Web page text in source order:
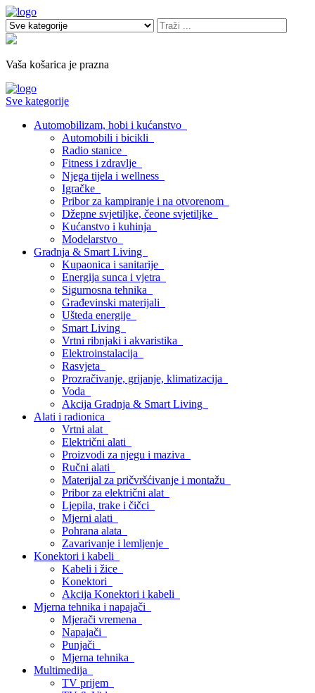
Vaša košarica je prazna
Sve kategorije
Automobilizam, hobi i kućanstvo
Automobili i bicikli
Radio stanice
Fitness i zdravlje
Njega tijela i wellness
Igračke
Pribor za kampiranje i na otvorenom
Džepne svjetiljke, čeone svjetiljke
Kućanstvo i kuhinja
Modelarstvo
Gradnja & Smart Living
Kupaonica i sanitarije
Energija sunca i vjetra
Sigurnosna tehnika
Građevinski materijali
Ušteda energije
Smart Living
Vrtni ribnjaki i akvaristika
Elektroinstalacija
Rasvjeta
Prozračivanje, grijanje, klimatizacija
Voda
Akcija Gradnja & Smart Living
Alati i radionica
Vrtni alat
Električni alati
Proizvodi za njegu i maziva
Ručni alati
Materijal za pričvršćivanje i montažu
Pribor za električni alat
Ljepila, trake i čičci
Mjerni alati
Pohrana alata
Zavarivanje i lemljenje
Konektori i kabeli
Kabeli i žice
Konektori
Akcija Konektori i kabeli
Mjerna tehnika i napajači
Mjerači vremena
Napajači
Punjači
Mjerna tehnika
Multimedija
TV prijem